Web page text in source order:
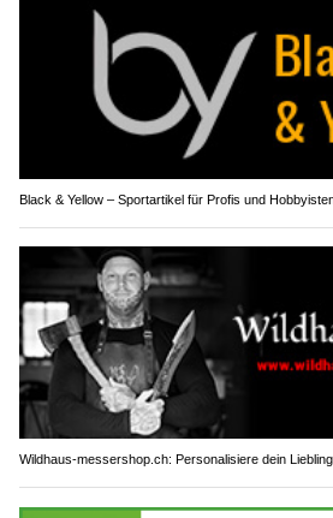
Black & Yellow – Sportartikel für Profis und
Wildhaus-messershop.ch: Personalisiere dein